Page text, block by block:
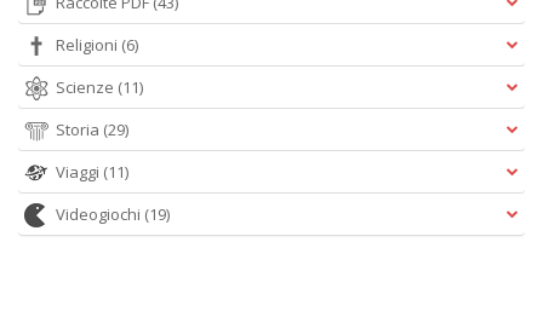
Religioni (6)
Scienze (11)
Storia (29)
Viaggi (11)
Videogiochi (19)